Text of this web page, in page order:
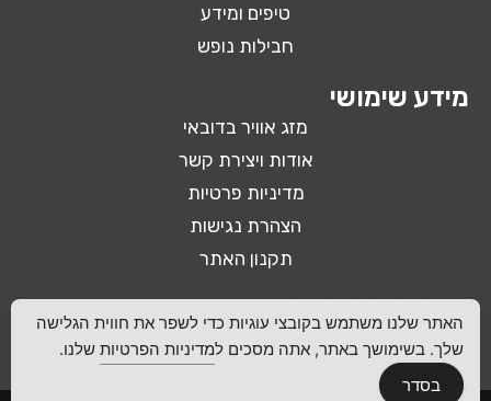
טיפים ומידע
חבילות נופש
מידע שימושי
מזג אוויר בדובאי
אודות ויצירת קשר
מדיניות פרטיות
הצהרת נגישות
תקנון האתר
רשתות חברתיות
האתר שלנו משתמש בקובצי עוגיות כדי לשפר את חווית הגלישה
שלך. בשימושך באתר, אתה מסכים למדיניות הפרטיות שלנו.
בסדר